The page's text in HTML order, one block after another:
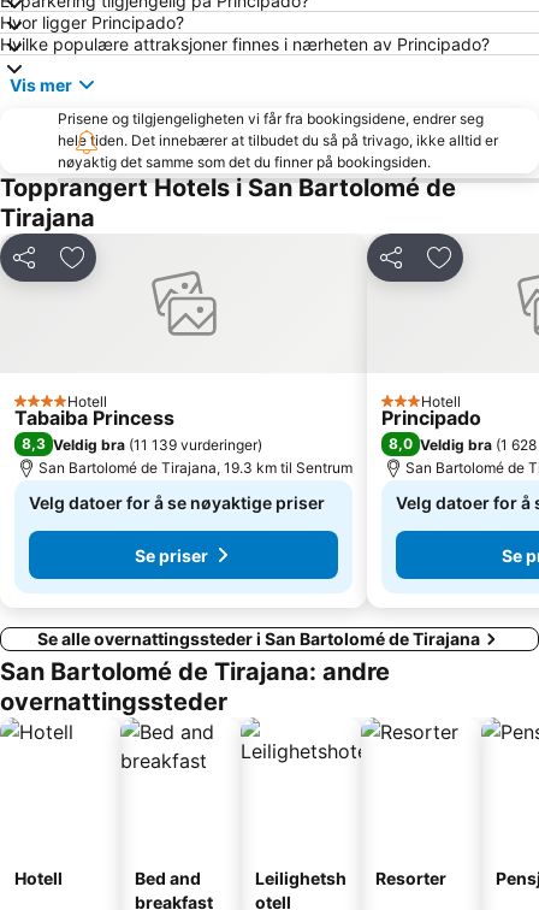
Mercado Del Puerto
Lago Taurito Oasis
Faro de Maspalomas
Parque Santa Catalina
Arinaga
Zona Comercial Calle Triana
Las Palmas
Carnaval de Las Palmas de Gran Canaria
Gay Pride
Muralla de Las Palmas de Gran Canaria
Aqualand Maspalomas
Playa de Tufia
Puerto de Las Palmas
Centro Comercial Las Ramblas Centro
Sanddynene i Maspalomas
Triana
Pasito Blanco
Port of San Juan
Plaza de la Puntilla
Iglesia de San Agustín
Parque de San Telmo
Paseo por el Parque de Santa Catalina
Paseo De Las Canteras
Hvor ligger Principado?
Hvilke populære attraksjoner finnes i nærheten av Principado?
Vis mer
Prisene og tilgjengeligheten vi får fra bookingsidene, endrer seg
hele tiden. Det innebærer at tilbudet du så på trivago, ikke alltid er
nøyaktig det samme som det du finner på bookingsiden.
Topprangert Hotels i San Bartolomé de
Tirajana
Del Legg til i favoritter
4 Stjerner
Hotell
Tabaiba Princess
8,3 Veldig bra (11 139 vurderinger)
San Bartolomé de Tirajana, 19.3 km til Sentrum
Velg datoer for å se nøyaktige priser
Se priser
Del Legg til i
3 Stjerner
Hotell
Principado
8,0 Veldig bra (1
San Bartolomé de
Velg datoer for å
Se
Se alle overnattingssteder i San Bartolomé de Tirajana
San Bartolomé de Tirajana: andre
overnattingssteder
Hotell
Bed and
breakfast
Leilighetsh
otell
Resorter